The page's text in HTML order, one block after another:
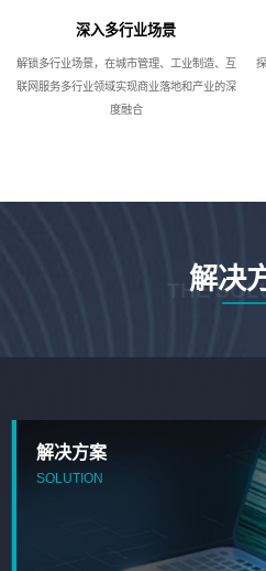
深入多行业场景
解锁多行业场景，在城市管理、工业制造、互
联网服务多行业领域实现商业落地和产业的深
度融合
解决
THE
解决方案
SOLUTION